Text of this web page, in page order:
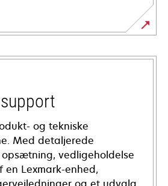
og tekniske
Med detaljerede
vedligeholdelse
Lexmark-enhed,